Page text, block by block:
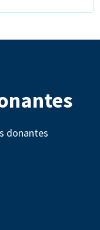
donantes